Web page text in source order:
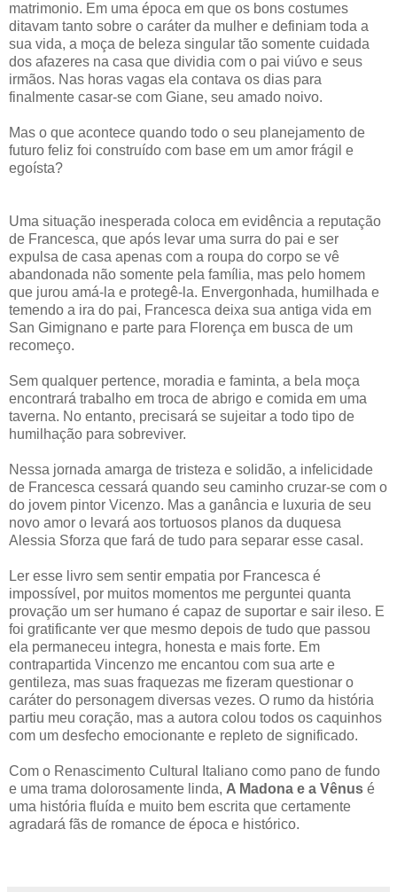
matrimonio. Em uma época em que os bons costumes
ditavam tanto sobre o caráter da mulher e definiam toda a
sua vida, a moça de beleza singular tão somente cuidada
dos afazeres na casa que dividia com o pai viúvo e seus
irmãos. Nas horas vagas ela contava os dias para
finalmente casar-se com Giane, seu amado noivo.
Mas o que acontece quando todo o seu planejamento de
futuro feliz foi construído com base em um amor frágil e
egoísta?
Uma situação inesperada coloca em evidência a reputação
de Francesca, que após levar uma surra do pai e ser
expulsa de casa apenas com a roupa do corpo se vê
abandonada não somente pela família, mas pelo homem
que jurou amá-la e protegê-la. Envergonhada, humilhada e
temendo a ira do pai, Francesca deixa sua antiga vida em
San Gimignano e parte para Florença em busca de um
recomeço.
Sem qualquer pertence, moradia e faminta, a bela moça
encontrará trabalho em troca de abrigo e comida em uma
taverna. No entanto, precisará se sujeitar a todo tipo de
humilhação para sobreviver.
Nessa jornada amarga de tristeza e solidão, a infelicidade
de Francesca cessará quando seu caminho cruzar-se com o
do jovem pintor Vicenzo. Mas a ganância e luxuria de seu
novo amor o levará aos tortuosos planos da duquesa
Alessia Sforza que fará de tudo para separar esse casal.
Ler esse livro sem sentir empatia por Francesca é
impossível, por muitos momentos me perguntei quanta
provação um ser humano é capaz de suportar e sair ileso. E
foi gratificante ver que mesmo depois de tudo que passou
ela permaneceu integra, honesta e mais forte. Em
contrapartida Vincenzo me encantou com sua arte e
gentileza, mas suas fraquezas me fizeram questionar o
caráter do personagem diversas vezes. O rumo da história
partiu meu coração, mas a autora colou todos os caquinhos
com um desfecho emocionante e repleto de significado.
Com o Renascimento Cultural Italiano como pano de fundo
e uma trama dolorosamente linda, A Madona e a Vênus é
uma história fluída e muito bem escrita que certamente
agradará fãs de romance de época e histórico.